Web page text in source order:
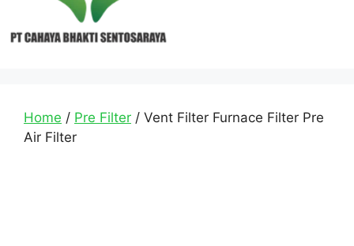
Home / Pre Filter / Vent Filter Furnace Filter Pre
Air Filter